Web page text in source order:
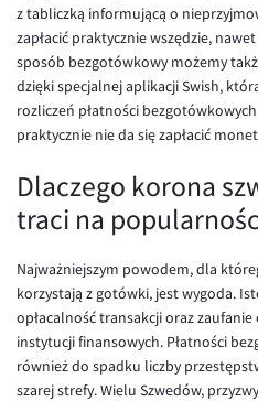
EUR/AUD
EUR/BGN
EUR/CAD
EUR/CNY
EUR/HUF
EUR/ILS
EUR/JPY
EUR/NZD
EUR/RON
EUR/SGD
z tabliczką informującą o
zapłacić praktycznie wszędzie,
sposób bezgotówkowy możemy
dzięki specjalnej aplikacji Swish,
rozliczeń płatności
praktycznie nie da się zapłacić
Dlaczego korona
traci na
Najważniejszym powodem, dla
korzystają z gotówki, jest wygoda.
opłacalność transakcji oraz
instytucji finansowych. Płatności
również do spadku liczby
szarej strefy. Wielu Szwedów,